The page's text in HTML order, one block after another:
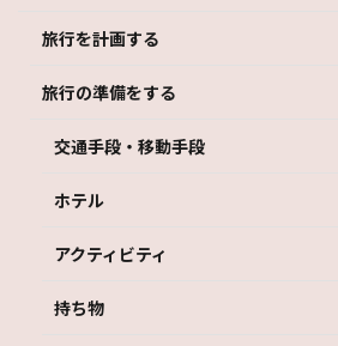
旅行を計画する
旅行の準備をする
交通手段・移動手段
ホテル
アクティビティ
持ち物